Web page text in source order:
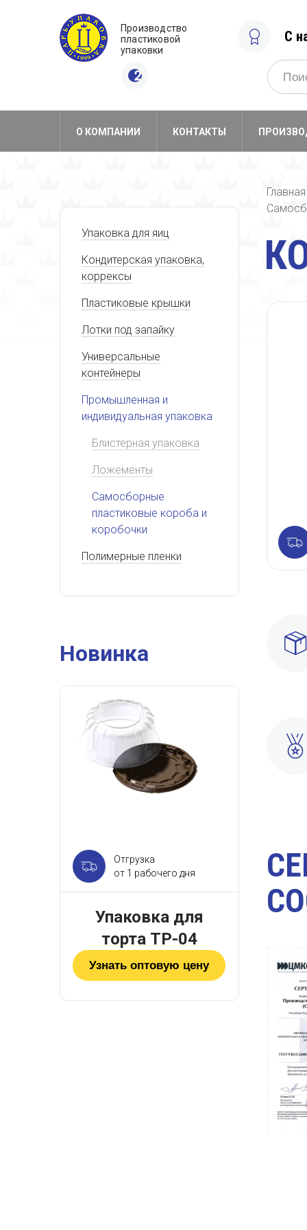
Производство
пластиковой
упаковки
С
О КОМПАНИИ КОНТАКТЫ
Упаковка для яиц
Кондитерская упаковка,
коррексы
Пластиковые крышки
Лотки под запайку
Универсальные
контейнеры
Промышленная и
индивидуальная упаковка
Блистерная упаковка
Ложементы
Самосборные
пластиковые короба и
коробочки
Полимерные пленки
Новинка
Отгрузка
от 1 рабочего дня
Упаковка для
торта ТР-04
Узнать оптовую цену
Главная